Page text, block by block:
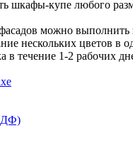
шкафы-купе любого
можно выполнить
нескольких цветов в
в течение 1-2 рабочих